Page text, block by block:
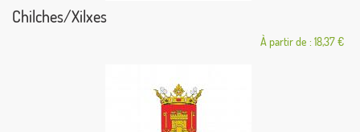
Chilches/Xilxes
À partir de : 18,37 €